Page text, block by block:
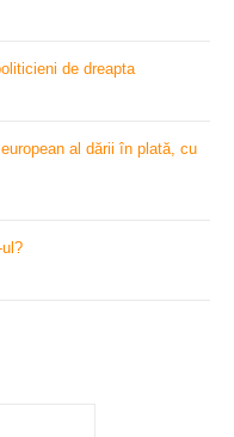
de dreapta
al dării în plată, cu